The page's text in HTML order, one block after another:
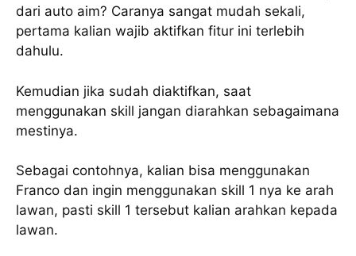
dari auto aim? Caranya sangat mudah sekali,
pertama kalian wajib aktifkan fitur ini terlebih
dahulu.
Kemudian jika sudah diaktifkan, saat
menggunakan skill jangan diarahkan sebagaimana
mestinya.
Sebagai contohnya, kalian bisa menggunakan
Franco dan ingin menggunakan skill 1 nya ke arah
lawan, pasti skill 1 tersebut kalian arahkan kepada
lawan.